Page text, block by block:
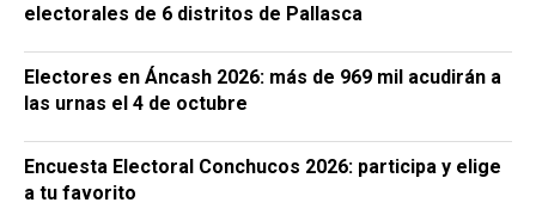
electorales de 6 distritos de Pallasca
Electores en Áncash 2026: más de 969 mil acudirán a
las urnas el 4 de octubre
Encuesta Electoral Conchucos 2026: participa y elige
a tu favorito